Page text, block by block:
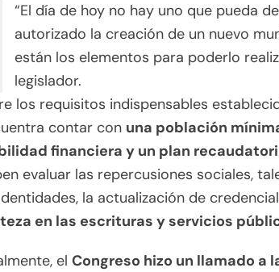
“El día de hoy no hay uno que pueda
autorizado la creación de un nuevo
están los elementos para poderlo
legislador.
los requisitos indispensables
contar con una población
financiera y un plan
evaluar las repercusiones sociales,
la actualización de
en las escrituras y servicios
el Congreso hizo un llamado a